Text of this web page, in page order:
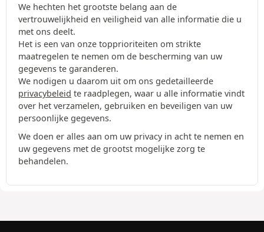
We hechten het grootste belang aan de
vertrouwelijkheid en veiligheid van alle informatie die u
met ons deelt.
Het is een van onze topprioriteiten om strikte
maatregelen te nemen om de bescherming van uw
gegevens te garanderen.
We nodigen u daarom uit om ons gedetailleerde
privacybeleid te raadplegen, waar u alle informatie vindt
over het verzamelen, gebruiken en beveiligen van uw
persoonlijke gegevens.
We doen er alles aan om uw privacy in acht te nemen en
uw gegevens met de grootst mogelijke zorg te
behandelen.